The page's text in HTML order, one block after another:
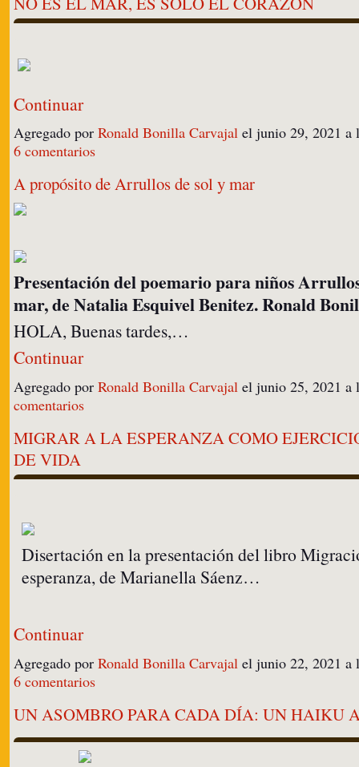
Continuar
Agregado por Ronald Bonilla Carvajal el junio 29, 2021
6 comentarios
A propósito de Arrullos de sol y mar
Presentación del poemario para niños
mar, deNatalia Esquivel Benitez. Ronald
HOLA, Buenas tardes,…
Continuar
Agregado por Ronald Bonilla Carvajal el junio 25, 2021
comentarios
MIGRAR A LA ESPERANZA COMO
DE VIDA
Disertación en la presentación del libro
esperanza, de Marianella Sáenz…
Continuar
Agregado por Ronald Bonilla Carvajal el junio 22, 2021
6 comentarios
UN ASOMBRO PARA CADA DÍA: UN HAIKU